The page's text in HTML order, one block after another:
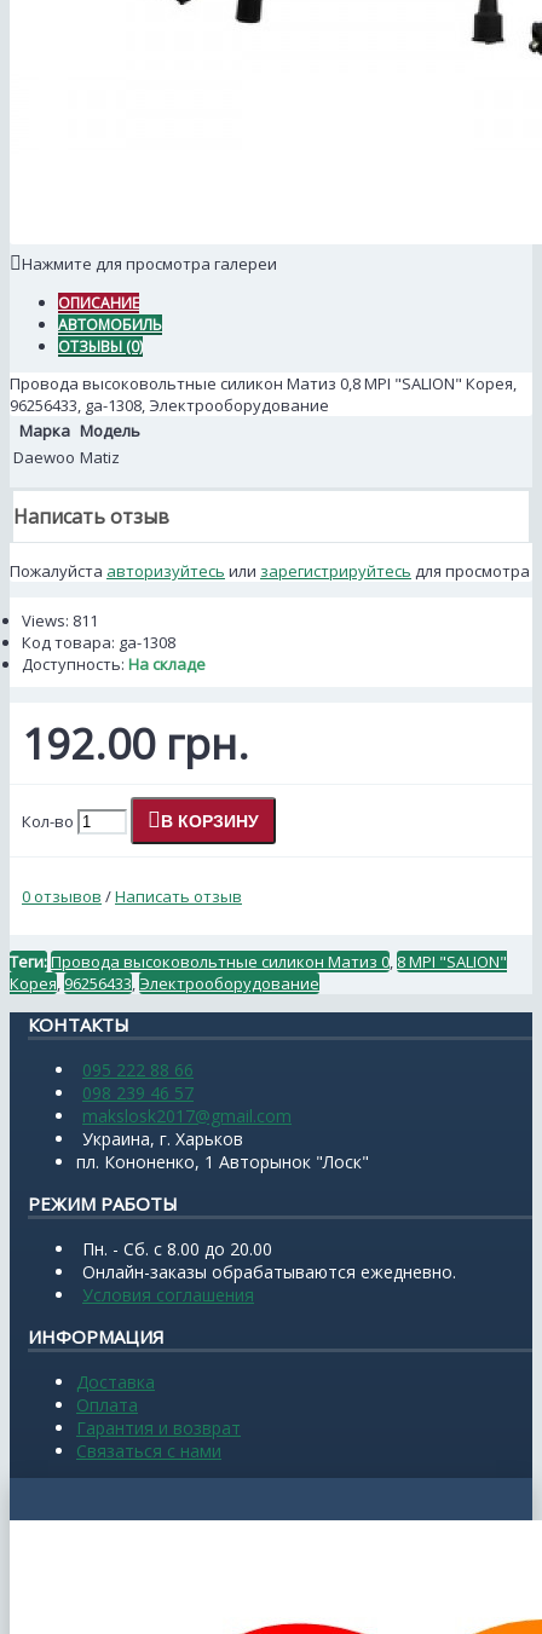
Нажмите для просмотра галереи
ОПИСАНИЕ
АВТОМОБИЛЬ
ОТЗЫВЫ (0)
Провода высоковольтные силикон Матиз 0,8 MPI "SALION" Корея,
96256433, ga-1308, Электрооборудование
Марка Модель
Daewoo Matiz
Написать отзыв
Пожалуйста авторизуйтесь или зарегистрируйтесь для просмотра
Views: 811
Код товара: ga-1308
Доступность: На складе
192.00 грн.
Кол-во В КОРЗИНУ
0 отзывов /Написать отзыв
Теги:Провода высоковольтные силикон Матиз 0 8 MPI "SALION"
Корея 96256433 Электрооборудование
КОНТАКТЫ
095 222 88 66
098 239 46 57
makslosk2017@gmail.com
Украина, г. Харьков
пл. Кононенко, 1 Авторынок "Лоск"
РЕЖИМ РАБОТЫ
Пн. - Сб. с 8.00 до 20.00
Онлайн-заказы обрабатываются ежедневно.
Условия соглашения
ИНФОРМАЦИЯ
Доставка
Оплата
Гарантия и возврат
Связаться с нами